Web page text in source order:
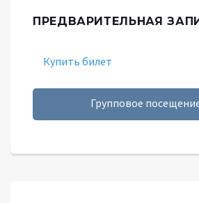
ПРЕДВАРИТЕЛЬНАЯ
Купить билет
Групповое